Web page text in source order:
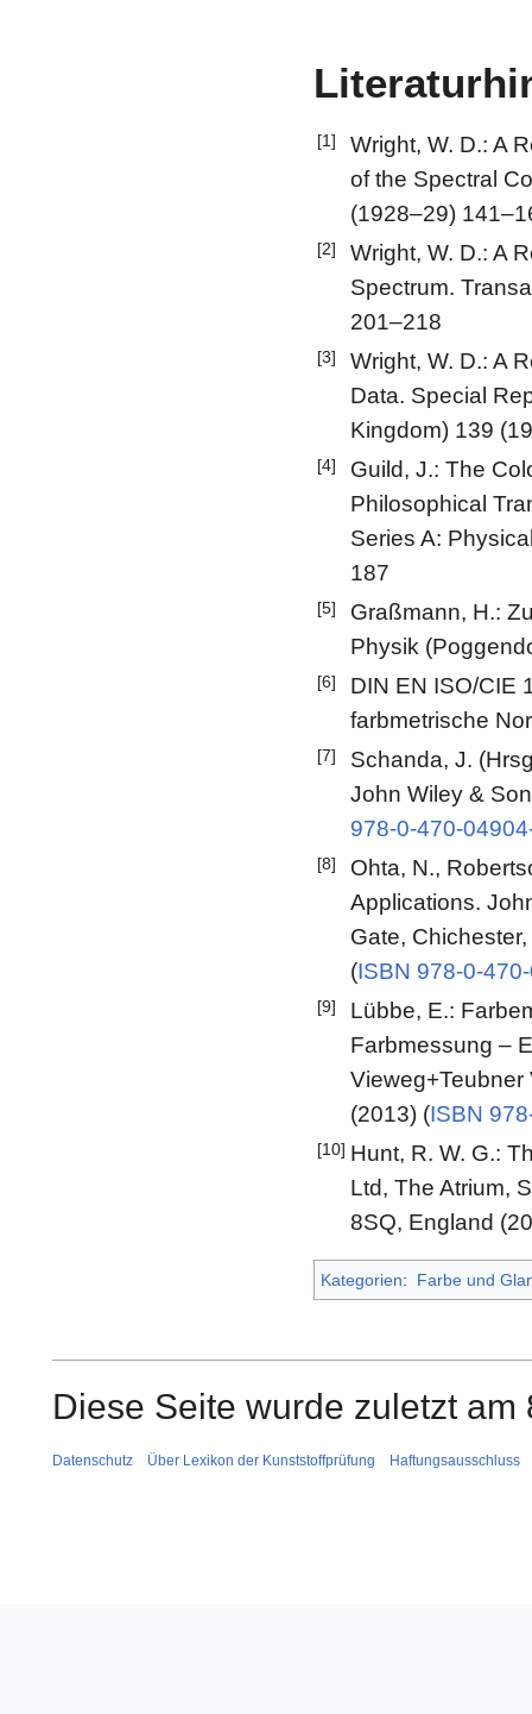
[1]
Wright, W. D.: A
of the Spectral
(1928–29)
[2]
Wright, W. D.: A
Spectrum.
201–218
[3]
Wright, W. D.: A
Data. Special
Kingdom) 139
[4]
Guild, J.: The
Philosophical
Series A:
187
[5]
Graßmann, H.:
Physik
[6]
DIN EN ISO/CIE
farbmetrische
[7]
Schanda, J.
John Wiley &
978-0-470-
[8]
Ohta, N.,
Applications.
Gate,
(ISBN 978-0-
[9]
Lübbe, E.:
Farbmessung –
(2013) (ISBN
[10] Hunt, R. W. G.:
Ltd, The Atrium,
8SQ, England
Kategorien: Farbe und
Diese Seite wurde zuletzt
Datenschutz Über Lexikon der Kunststoffprüfung Haftungsausschluss